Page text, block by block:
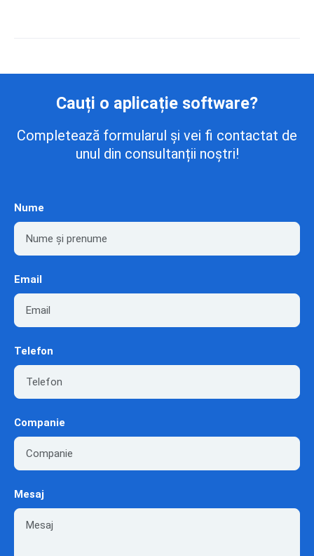
Cauți o aplicație software?
Completează formularul și vei fi contactat de
unul din consultanții noștri!
Nume
Email
Telefon
Companie
Mesaj